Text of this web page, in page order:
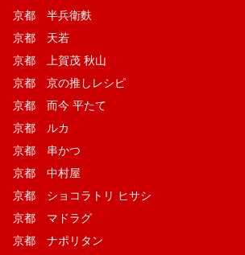
京都 半兵衛麩
京都 天若
京都 上賀茂 秋山
京都 京の推しレシピ
京都 而今 平たて
京都 ルカ
京都 串かつ
京都 中村屋
京都 ショコラトリ ヒサシ
京都 マドラグ
京都 ナポリタン